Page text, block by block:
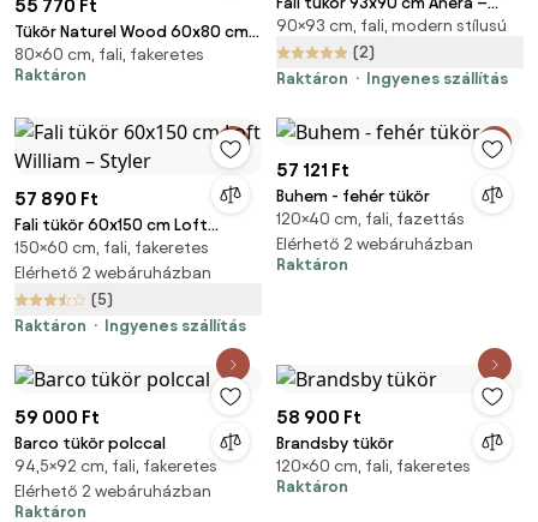
55 770 Ft
Tükör Naturel Wood 60x80 cm
tükör ZMDUB6080K
80×60 cm, fali, fakeretes
Raktáron
Kave Home
90×93 cm, fali, modern stílusú
(2)
Raktáron
Ingyenes szállítás
57 890 Ft
Fali tükör 60x150 cm Loft
William – Styler
150×60 cm, fali, fakeretes
Elérhető 2 webáruházban
(5)
Raktáron
Ingyenes szállítás
57 121 Ft
Buhem - fehér tükör
120×40 cm, fali, fazettás
Elérhető 2 webáruházban
Raktáron
59 000 Ft
Barco tükör polccal
94,5×92 cm, fali, fakeretes
Elérhető 2 webáruházban
Raktáron
58 900 Ft
Brandsby tükör
120×60 cm, fali, fakeretes
Raktáron